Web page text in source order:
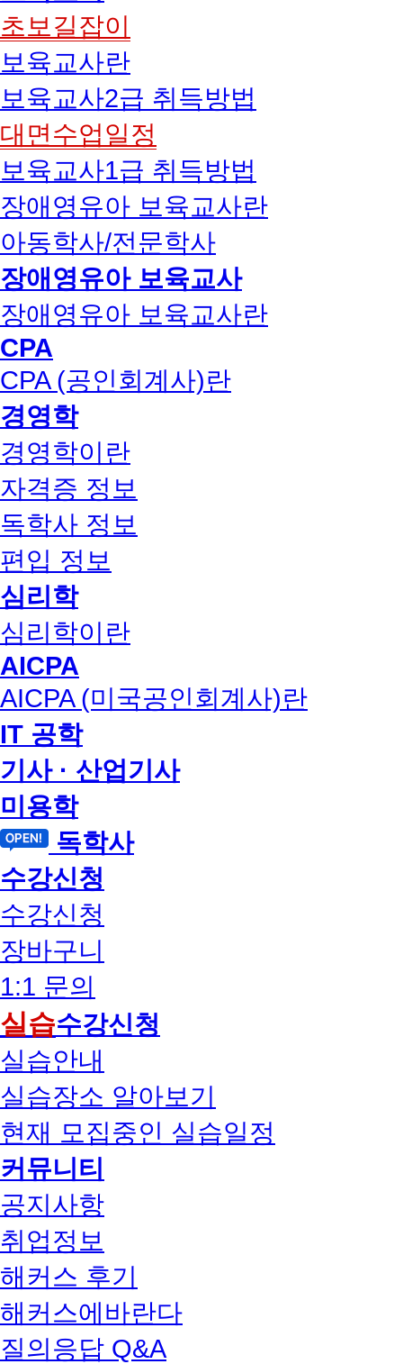
초보길잡이
보육교사란
보육교사2급 취득방법
대면수업일정
보육교사1급 취득방법
장애영유아 보육교사란
아동학사/전문학사
장애영유아 보육교사
장애영유아 보육교사란
CPA
CPA (공인회계사)란
경영학
경영학이란
자격증 정보
독학사 정보
편입 정보
심리학
심리학이란
AICPA
AICPA (미국공인회계사)란
IT 공학
기사 · 산업기사
미용학
독학사
수강신청
수강신청
장바구니
1:1 문의
실습수강신청
실습안내
실습장소 알아보기
현재 모집중인 실습일정
커뮤니티
공지사항
취업정보
해커스 후기
해커스에바란다
질의응답 Q&A